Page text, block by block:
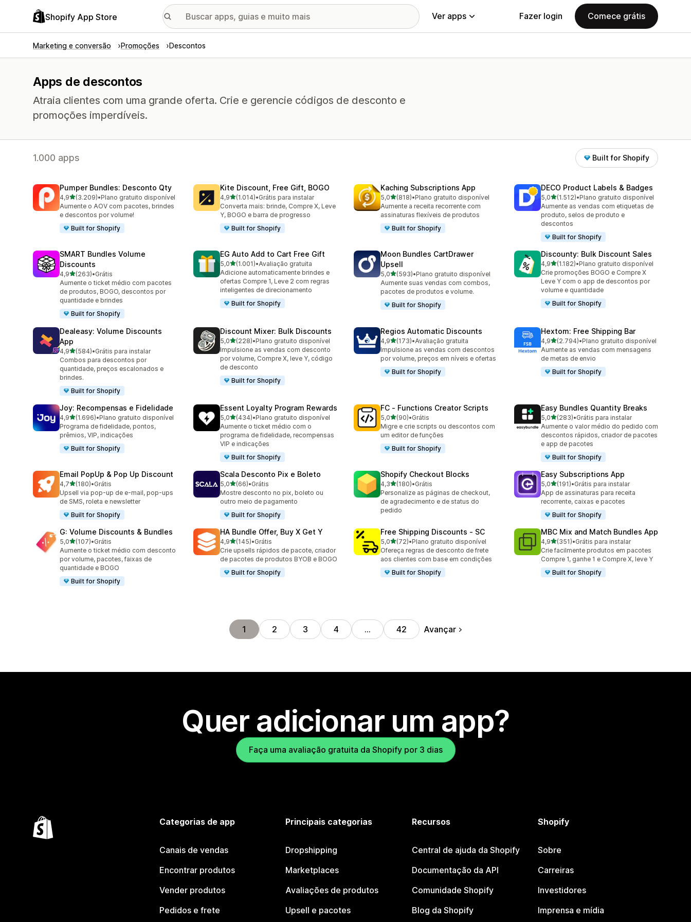
Shopify App Store Ver apps Fazer login Comece grátis
Marketing e conversão Promoções Descontos
Apps de descontos
Atraia clientes com uma grande oferta. Crie e gerencie códigos de desconto e
promoções imperdíveis.
1.000 apps Built for Shopify
Pumper Bundles: Desconto Qty
4,9de 5 estrelas
(3.209)
3209 avaliações ao todo
•Plano gratuito disponível
Aumente o AOV com pacotes, brindes
e descontos por volume!
Built for Shopify
Kite Discount, Free Gift, BOGO
4,9de 5 estrelas
(1.014)
1014 avaliações ao todo
•Grátis para instalar
Converta mais: brinde, Compre X, Leve
Y, BOGO e barra de progresso
Built for Shopify
Kaching Subscriptions App
5,0de 5 estrelas
(818)
818 avaliações ao todo
•Plano gratuito disponível
Aumente a receita recorrente com
assinaturas flexíveis de produtos
Built for Shopify
DECO Product Labels & Badges
5,0de 5 estrelas
(1.512)
1512 avaliações ao todo
•Plano gratuito disponível
Aumente as vendas com etiquetas de
produto, selos de produto e
descontos
Built for Shopify
SMART Bundles Volume
Discounts
4,9de 5 estrelas
(263)
263 avaliações ao todo
•Grátis
Aumente o ticket médio com pacotes
de produtos, BOGO, descontos por
quantidade e brindes
Built for Shopify
EG Auto Add to Cart Free Gift
5,0de 5 estrelas
(1.001)
1001 avaliações ao todo
•Avaliação gratuita
Adicione automaticamente brindes e
ofertas Compre 1, Leve 2 com regras
inteligentes de direcionamento
Built for Shopify
Moon Bundles CartDrawer
Upsell
5,0de 5 estrelas
(593)
593 avaliações ao todo
•Plano gratuito disponível
Aumente suas vendas com combos,
pacotes de produtos e volume.
Built for Shopify
Discounty: Bulk Discount Sales
4,9de 5 estrelas
(1.182)
1182 avaliações ao todo
•Plano gratuito disponível
Crie promoções BOGO e Compre X
Leve Y com o app de descontos por
volume e quantidade
Built for Shopify
Dealeasy: Volume Discounts
App
4,9de 5 estrelas
(584)
584 avaliações ao todo
•Grátis para instalar
Combos para descontos por
quantidade, preços escalonados e
brindes.
Built for Shopify
Discount Mixer: Bulk Discounts
5,0de 5 estrelas
(228)
228 avaliações ao todo
•Plano gratuito disponível
Impulsione as vendas com desconto
por volume, Compre X, leve Y, código
de desconto
Built for Shopify
Regios Automatic Discounts
4,9de 5 estrelas
(173)
173 avaliações ao todo
•Avaliação gratuita
Impulsione as vendas com descontos
por volume, preços em níveis e ofertas
Built for Shopify
Hextom: Free Shipping Bar
4,9de 5 estrelas
(2.794)
2794 avaliações ao todo
•Plano gratuito disponível
Aumente as vendas com mensagens
de metas de envio
Built for Shopify
Joy: Recompensas e Fidelidade
4,9de 5 estrelas
(1.696)
1696 avaliações ao todo
•Plano gratuito disponível
Programa de fidelidade, pontos,
prêmios, VIP, indicações
Built for Shopify
Essent Loyalty Program Rewards
5,0de 5 estrelas
(434)
434 avaliações ao todo
•Plano gratuito disponível
Aumente o ticket médio com o
programa de fidelidade, recompensas
VIP e indicações
Built for Shopify
FC ‑ Functions Creator Scripts
5,0de 5 estrelas
(90)
90 avaliações ao todo
•Grátis
Migre e crie scripts ou descontos com
um editor de funções
Built for Shopify
Easy Bundles Quantity Breaks
5,0de 5 estrelas
(283)
283 avaliações ao todo
•Grátis para instalar
Aumente o valor médio do pedido com
descontos rápidos, criador de pacotes
e app de pacotes
Built for Shopify
Email PopUp & Pop Up Discount
4,7de 5 estrelas
(180)
180 avaliações ao todo
•Grátis
Upsell via pop-up de e-mail, pop-ups
de SMS, roleta e newsletter
Built for Shopify
Scala Desconto Pix e Boleto
5,0de 5 estrelas
(66)
66 avaliações ao todo
•Grátis
Mostre desconto no pix, boleto ou
outro meio de pagamento
Built for Shopify
Shopify Checkout Blocks
4,3de 5 estrelas
(180)
180 avaliações ao todo
•Grátis
Personalize as páginas de checkout,
de agradecimento e de status do
pedido
Easy Subscriptions App
5,0de 5 estrelas
(191)
191 avaliações ao todo
•Grátis para instalar
App de assinaturas para receita
recorrente, caixas e pacotes
Built for Shopify
G: Volume Discounts & Bundles
5,0de 5 estrelas
(107)
107 avaliações ao todo
•Grátis
Aumente o ticket médio com desconto
por volume, pacotes, faixas de
quantidade e BOGO
Built for Shopify
HA Bundle Offer, Buy X Get Y
4,9de 5 estrelas
(145)
145 avaliações ao todo
•Grátis
Crie upsells rápidos de pacote, criador
de pacotes de produtos BYOB e BOGO
Built for Shopify
Free Shipping Discounts ‑ SC
5,0de 5 estrelas
(72)
72 avaliações ao todo
•Plano gratuito disponível
Ofereça regras de desconto de frete
aos clientes com base em condições
Built for Shopify
MBC Mix and Match Bundles App
4,9de 5 estrelas
(351)
351 avaliações ao todo
•Grátis para instalar
Crie facilmente produtos em pacotes
Compre 1, ganhe 1 e Compre X, leve Y
Built for Shopify
1 2 3 4 … 42 Avançar
Quer adicionar um app?
Faça uma avaliação gratuita da Shopify por 3 dias
Categorias de app
Canais de vendas
Encontrar produtos
Vender produtos
Pedidos e frete
Principais categorias
Dropshipping
Marketplaces
Avaliações de produtos
Upsell e pacotes
Recursos
Central de ajuda da Shopify
Documentação da API
Comunidade Shopify
Blog da Shopify
Shopify
Sobre
Carreiras
Investidores
Imprensa e mídia